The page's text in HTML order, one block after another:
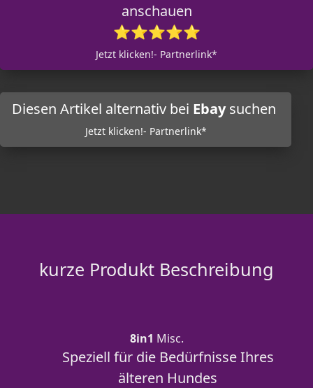
anschauen
⭐⭐⭐⭐⭐
Jetzt klicken!- Partnerlink*
Diesen Artikel alternativ bei Ebaysuchen
Jetzt klicken!- Partnerlink*
kurze Produkt Beschreibung
8in1 Misc.
Speziell für die Bedürfnisse Ihres
älteren Hundes